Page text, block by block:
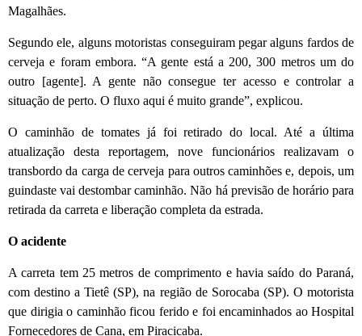
Magalhães.
Segundo ele, alguns motoristas conseguiram pegar alguns fardos de
cerveja e foram embora. “A gente está a 200, 300 metros um do
outro [agente]. A gente não consegue ter acesso e controlar a
situação de perto. O fluxo aqui é muito grande”, explicou.
O caminhão de tomates já foi retirado do local. Até a última
atualização desta reportagem, nove funcionários realizavam o
transbordo da carga de cerveja para outros caminhões e, depois, um
guindaste vai destombar caminhão. Não há previsão de horário para
retirada da carreta e liberação completa da estrada.
O acidente
A carreta tem 25 metros de comprimento e havia saído do Paraná,
com destino a Tietê (SP), na região de Sorocaba (SP). O motorista
que dirigia o caminhão ficou ferido e foi encaminhados ao Hospital
Fornecedores de Cana, em Piracicaba.